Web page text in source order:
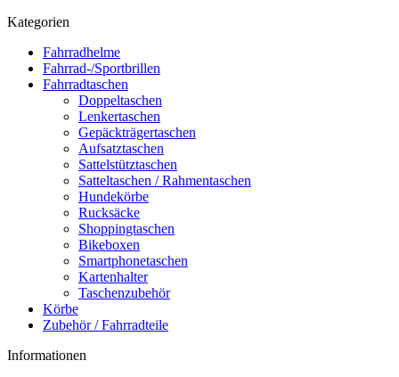
Kategorien
Fahrradhelme
Fahrrad-/Sportbrillen
Fahrradtaschen
Doppeltaschen
Lenkertaschen
Gepäckträgertaschen
Aufsatztaschen
Sattelstütztaschen
Satteltaschen / Rahmentaschen
Hundekörbe
Rucksäcke
Shoppingtaschen
Bikeboxen
Smartphonetaschen
Kartenhalter
Taschenzubehör
Körbe
Zubehör / Fahrradteile
Informationen